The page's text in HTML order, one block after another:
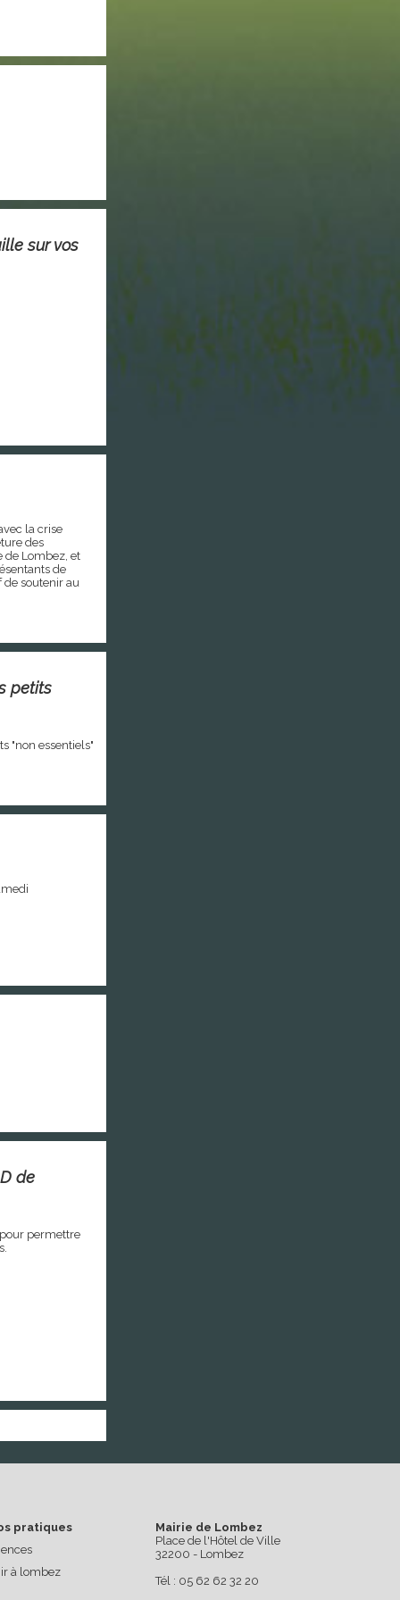
sur vos
la crise
des
de Lombez, et
de
de soutenir au
petits
"non essentiels"
de
permettre
pratiques
à lombez
Mairie de Lombez
Place de l'Hôtel de Ville
32200 - Lombez
Tél : 05 62 62 32 20